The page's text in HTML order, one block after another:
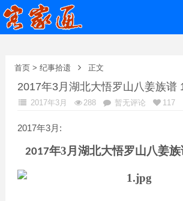
首页> 纪事拾遗 正文
2017年3月湖北大悟罗山八姜族谱
2017年3月 288 暂无评论 117
2017年3月:
2017年3月湖北大悟罗山八姜族